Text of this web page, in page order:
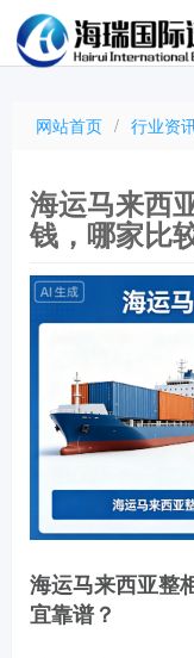
网站首页 / 行业资
海运马来西
钱，哪家比
海运马来西亚整
宜靠谱？